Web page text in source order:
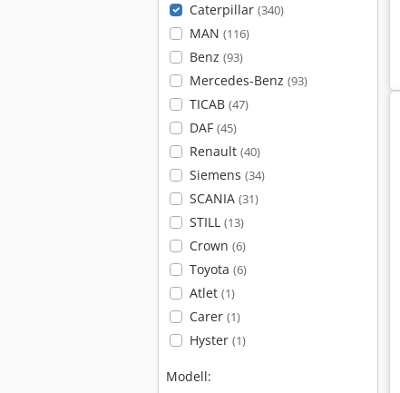
Caterpillar (340)
MAN (116)
Benz (93)
Mercedes-Benz (93)
TICAB (47)
DAF (45)
Renault (40)
Siemens (34)
SCANIA (31)
STILL (13)
Crown (6)
Toyota (6)
Atlet (1)
Carer (1)
Hyster (1)
Modell: